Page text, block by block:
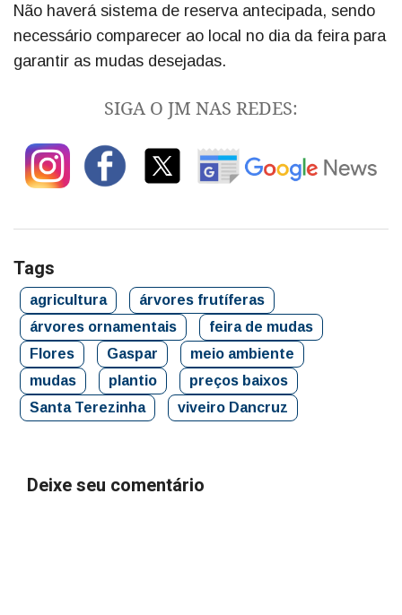
Não haverá sistema de reserva antecipada, sendo
necessário comparecer ao local no dia da feira para
garantir as mudas desejadas.
SIGA O JM NAS REDES:
Tags
agricultura
árvores frutíferas
árvores ornamentais
feira de mudas
Flores
Gaspar
meio ambiente
mudas
plantio
preços baixos
Santa Terezinha
viveiro Dancruz
Deixe seu comentário